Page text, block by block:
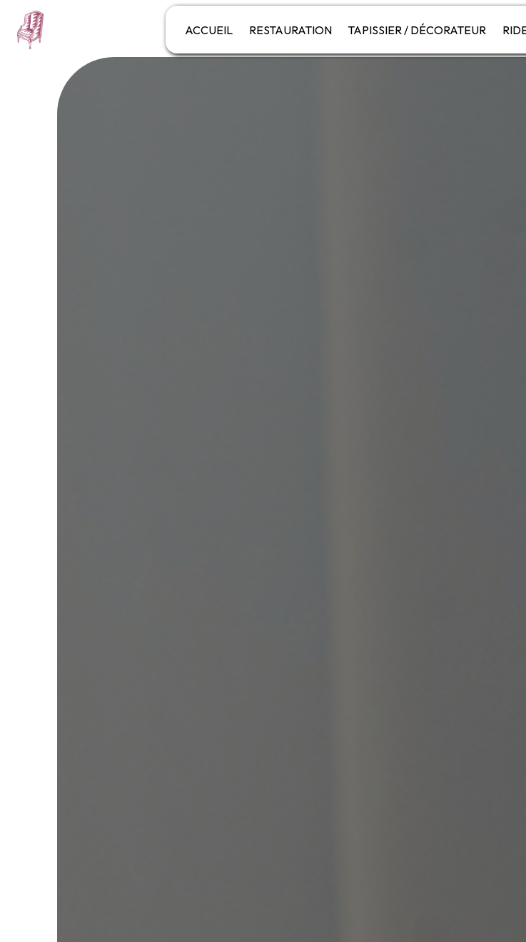
ACCUEIL RESTAURATION TAPISSIER / DÉCORATEUR
Panneau de gestion des cookies